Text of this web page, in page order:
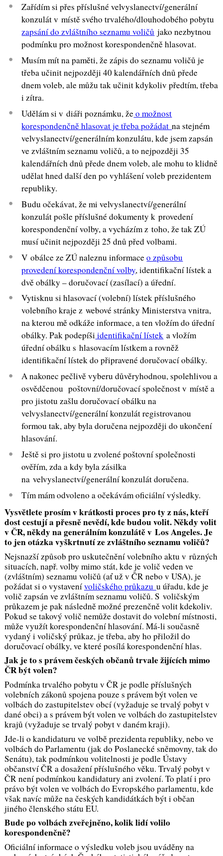
Zařídím si přes příslušné velvyslanectví/generální
konzulát v místě svého trvalého/dlouhodobého pobytu
zapsání do zvláštního seznamu voličů jako nezbytnou
podmínku pro možnost korespondenčně hlasovat.
Musím mít na paměti, že zápis do seznamu voličů je
třeba učinit nejpozději 40 kalendářních dnů přede
dnem voleb, ale můžu tak učinit kdykoliv předtím, třeba
i zítra.
Udělám si v diáři poznámku, žeo možnost
korespondenčně hlasovat je třeba požádatna stejném
velvyslanectví/generálním konzulátu, kde jsem zapsán
ve zvláštním seznamu voličů, a to nejpozději 35
kalendářních dnů přede dnem voleb, ale mohu to klidně
udělat hned další den po vyhlášení voleb prezidentem
republiky.
Budu očekávat, že mi velvyslanectví/generální
konzulát pošle příslušné dokumenty k provedení
korespondenční volby, a vycházím z toho, že tak ZÚ
musí učinit nejpozději 25 dnů před volbami.
V obálce ze ZÚ naleznu informaceo způsobu
provedení korespondenční volby, identifikační lístek a
dvě obálky – doručovací (zasílací) a úřední.
Vytisknu si hlasovací (volební) lístek příslušného
volebního kraje z webové stránky Ministerstva vnitra,
na kterou mě odkáže informace, a ten vložím do úřední
obálky. Pak podepíšiidentifikační lístek a vložím
úřední obálku s hlasovacím lístkem a rovněž
identifikační lístek do připravené doručovací obálky.
A nakonec pečlivě vyberu důvěryhodnou, spolehlivou a
osvědčenou poštovní/doručovací společnost v místě a
pro jistotu zašlu doručovací obálku na
velvyslanectví/generální konzulát registrovanou
formou tak, aby byla doručena nejpozději do ukončení
hlasování.
Ještě si pro jistotu u zvolené poštovní společnosti
ověřím, zda a kdy byla zásilka
na velvyslanectví/generální konzulát doručena.
Tím mám odvoleno a očekávám oficiální výsledky.
Vysvětlete prosím v krátkosti proces pro ty z nás, kteří
dost cestují a přesně nevědí, kde budou volit. Někdy volit
v ČR, někdy na generálním konzulátě v Los Angeles. Je
to jen otázka vyškrtnutí ze zvláštního seznamu voličů?
Nejsnazší způsob pro uskutečnění volebního aktu v různých
situacích, např. volby mimo stát, kde je volič veden ve
(zvláštním) seznamu voličů (ať už v ČR nebo v USA), je
požádat si o vystavenívoličského průkazu u úřadu, kde je
volič zapsán ve zvláštním seznamu voličů. S voličským
průkazem je pak následně možné prezenčně volit kdekoliv.
Pokud se takový volič nemůže dostavit do volební místnosti,
může využít korespondenční hlasování. Má-li současně
vydaný i voličský průkaz, je třeba, aby ho přiložil do
doručovací obálky, ve které posílá korespondenční hlas.
Jak je to s právem českých občanů trvale žijících mimo
ČR být volen?
Podmínka trvalého pobytu v ČR je podle příslušných
volebních zákonů spojena pouze s právem být volen ve
volbách do zastupitelstev obcí (vyžaduje se trvalý pobyt v
dané obci) a s právem být volen ve volbách do zastupitelstev
krajů (vyžaduje se trvalý pobyt v daném kraji).
Jde-li o kandidaturu ve volbě prezidenta republiky, nebo ve
volbách do Parlamentu (jak do Poslanecké sněmovny, tak do
Senátu), tak podmínkou volitelnosti je podle Ústavy
občanství ČR a dosažení příslušného věku. Trvalý pobyt v
ČR není podmínkou kandidatury ani zvolení. To platí i pro
právo být volen ve volbách do Evropského parlamentu, kde
však navíc může na českých kandidátkách být i občan
jiného členského státu EU.
Bude po volbách zveřejněno, kolik lidí volilo
korespondenčně?
Oficiální informace o výsledku voleb jsou uváděny na